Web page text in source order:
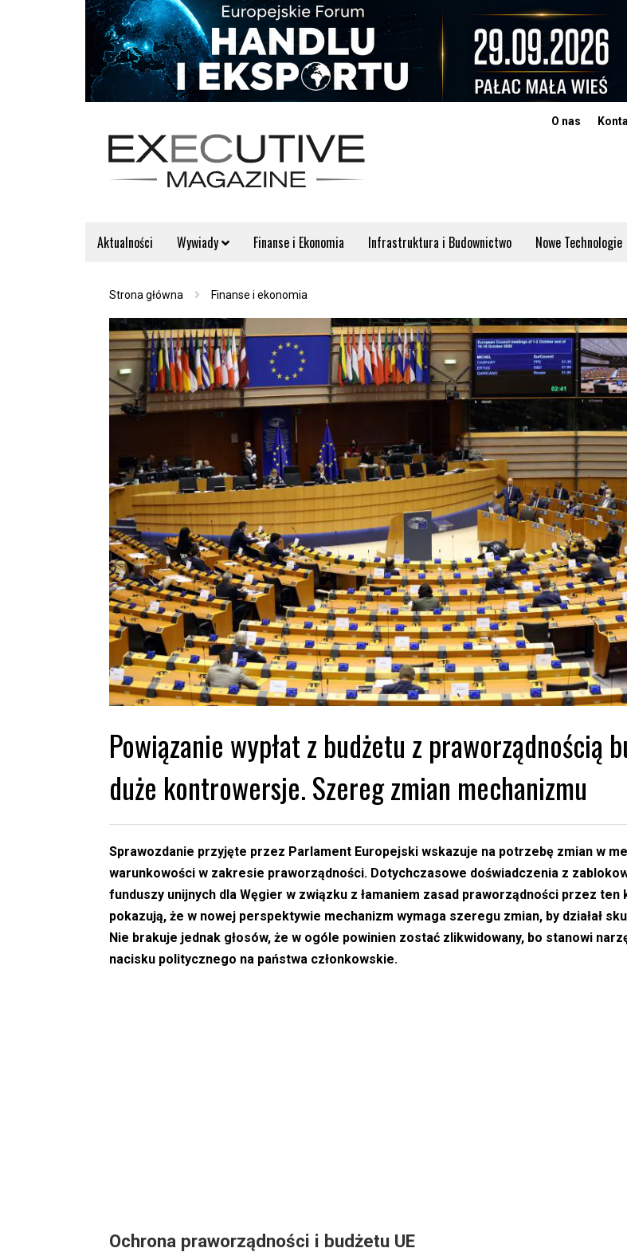
O nas
Aktualności Wywiady Finanse i Ekonomia Infrastruktura i Budownictwo Nowe Technologie
Strona główna Finanse i ekonomia
Powiązanie wypłat z budżetu z praworządnością
duże kontrowersje. Szereg zmian mechanizmu
Sprawozdanie przyjęte przez Parlament Europejski wskazuje na potrzebę zmian w
warunkowości w zakresie praworządności. Dotychczasowe doświadczenia z
funduszy unijnych dla Węgier w związku z łamaniem zasad praworządności przez ten
pokazują, że w nowej perspektywie mechanizm wymaga szeregu zmian, by działał
Nie brakuje jednak głosów, że w ogóle powinien zostać zlikwidowany, bo stanowi
nacisku politycznego na państwa członkowskie.
Ochrona praworządności i budżetu UE